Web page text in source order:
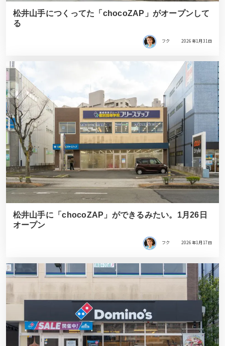
松井山手につくってた「chocoZAP」がオープンして
る
フク 2026年1月31日
松井山手に「chocoZAP」ができるみたい。1月26日
オープン
フク 2026年1月17日